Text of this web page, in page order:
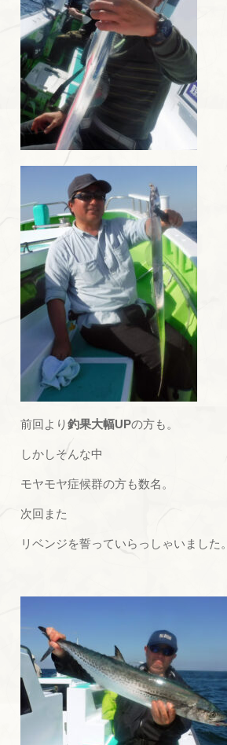
前回より釣果大幅UPの方も。
しかしそんな中
モヤモヤ症候群の方も数名。
次回また
リベンジを誓っていらっしゃいました。